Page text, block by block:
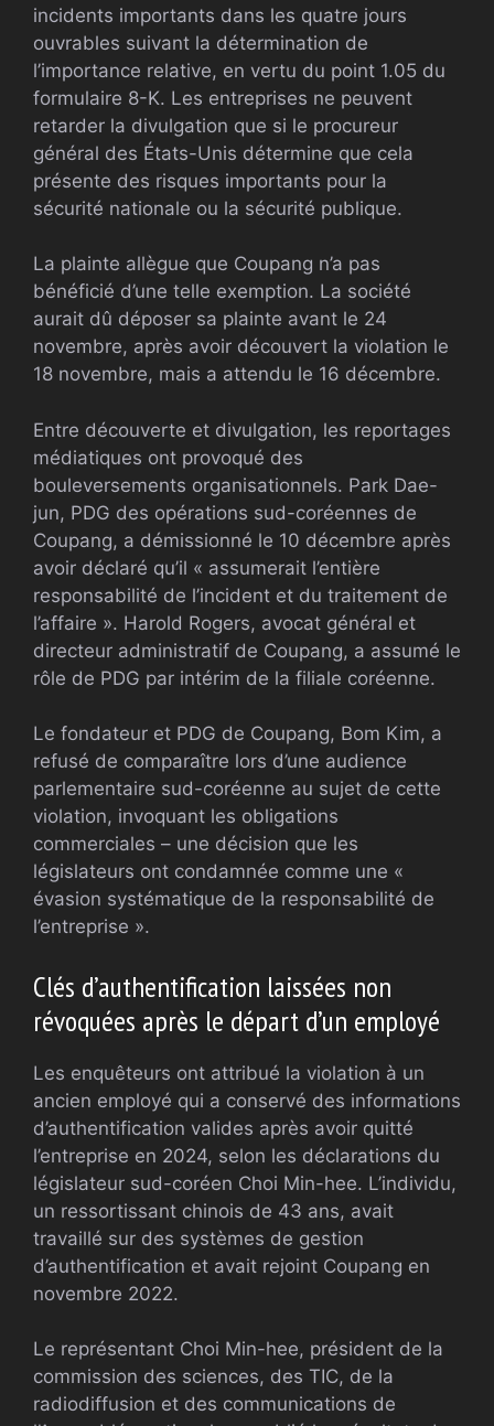
incidents importants dans les quatre jours
ouvrables suivant la détermination de
l’importance relative, en vertu du point 1.05 du
formulaire 8-K. Les entreprises ne peuvent
retarder la divulgation que si le procureur
général des États-Unis détermine que cela
présente des risques importants pour la
sécurité nationale ou la sécurité publique.
La plainte allègue que Coupang n’a pas
bénéficié d’une telle exemption. La société
aurait dû déposer sa plainte avant le 24
novembre, après avoir découvert la violation le
18 novembre, mais a attendu le 16 décembre.
Entre découverte et divulgation, les reportages
médiatiques ont provoqué des
bouleversements organisationnels. Park Dae-
jun, PDG des opérations sud-coréennes de
Coupang, a démissionné le 10 décembre après
avoir déclaré qu’il « assumerait l’entière
responsabilité de l’incident et du traitement de
l’affaire ». Harold Rogers, avocat général et
directeur administratif de Coupang, a assumé le
rôle de PDG par intérim de la filiale coréenne.
Le fondateur et PDG de Coupang, Bom Kim, a
refusé de comparaître lors d’une audience
parlementaire sud-coréenne au sujet de cette
violation, invoquant les obligations
commerciales – une décision que les
législateurs ont condamnée comme une «
évasion systématique de la responsabilité de
l’entreprise ».
Clés d’authentification laissées non
révoquées après le départ d’un employé
Les enquêteurs ont attribué la violation à un
ancien employé qui a conservé des informations
d’authentification valides après avoir quitté
l’entreprise en 2024, selon les déclarations du
législateur sud-coréen Choi Min-hee. L’individu,
un ressortissant chinois de 43 ans, avait
travaillé sur des systèmes de gestion
d’authentification et avait rejoint Coupang en
novembre 2022.
Le représentant Choi Min-hee, président de la
commission des sciences, des TIC, de la
radiodiffusion et des communications de